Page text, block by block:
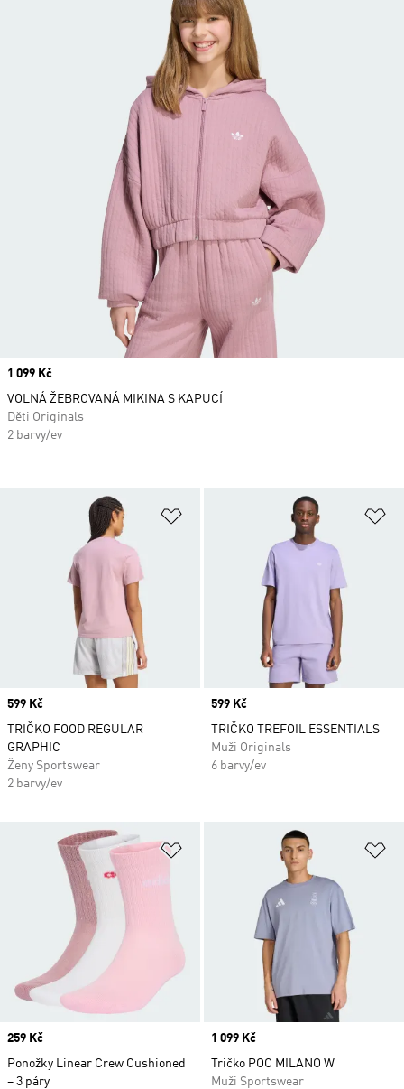
Přidat do seznamu přání
Price
599 Kč
TRIČKO FOOD REGULAR
GRAPHIC
Ženy Sportswear
2 barvy/ev
Price
599 Kč
TRIČKO TREFOIL ESSENTIALS
Muži Originals
6 barvy/ev
Přidat do seznamu přání
Price
259 Kč
Ponožky Linear Crew Cushioned
– 3 páry
Price
1 099 Kč
Tričko POC MILANO W
Muži Sportswear
Price
1 099 Kč
VOLNÁ ŽEBROVANÁ MIKINA S KAPUCÍ
Děti Originals
2 barvy/ev